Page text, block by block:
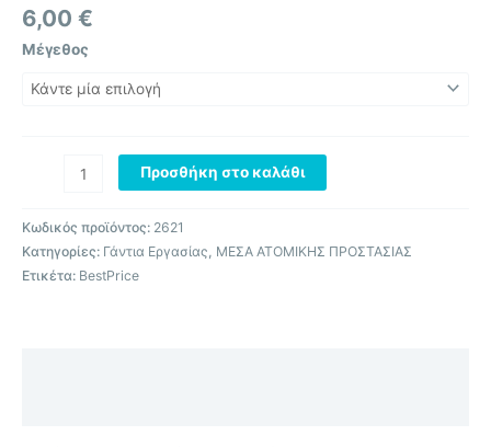
6,00 €
Μέγεθος
ESD
ποσότητα
Προσθήκη στο καλάθι
Κωδικός προϊόντος: 2621
Κατηγορίες: Γάντια Εργασίας ΜΕΣΑ ΑΤΟΜΙΚΗΣ ΠΡΟΣΤΑΣΙΑΣ
Ετικέτα: BestPrice